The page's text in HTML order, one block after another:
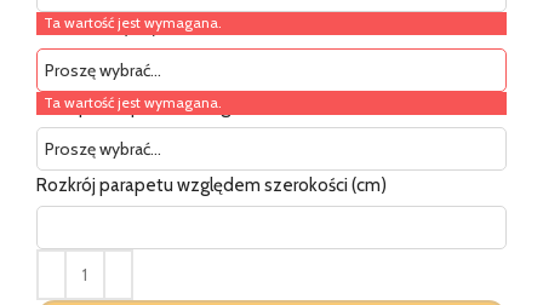
Ta wartość jest wymagana.
Szerokość (cm)
Ta wartość jest wymagana.
Zaślepki do postformingu
Rozkrój parapetu względem szerokości (cm)